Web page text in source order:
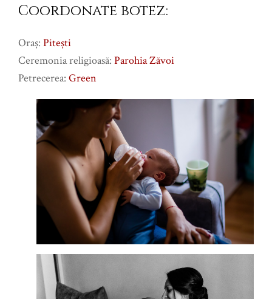
Coordonate botez:
Oraş: Pitești
Ceremonia religioasă: Parohia Zăvoi
Petrecerea: Green